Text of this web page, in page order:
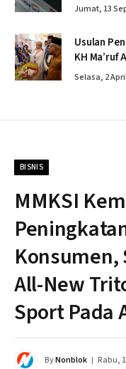
Jumat, 13
Usulan
KH Ma’ruf
Penahapan
Selasa, 2
BISNIS
MMKSI
All-New
Sport Pada
ByNonblok Rabu,